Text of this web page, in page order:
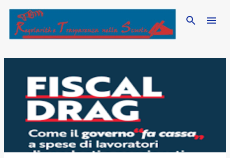
Passa ai contenuti principali